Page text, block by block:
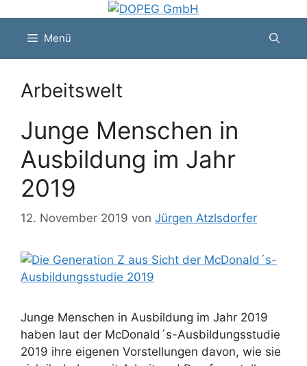
springenMenü
Arbeitswelt
Junge Menschen in
Ausbildung im Jahr
2019
12. November 2019 von Jürgen Atzlsdorfer
Junge Menschen in Ausbildung im Jahr 2019
haben laut der McDonald´s-Ausbildungsstudie
2019 ihre eigenen Vorstellungen davon, wie sie